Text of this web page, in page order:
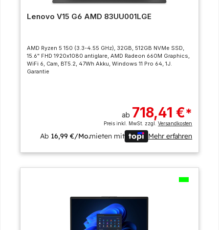
Lenovo V15 G6 AMD 83UU001LGE
AMD Ryzen 5 150 (3.3-4.55 GHz), 32GB, 512GB NVMe SSD,
15.6" FHD 1920x1080 antiglare, AMD Radeon 660M Graphics,
WiFi 6, Cam, BT5.2, 47Wh Akku, Windows 11 Pro 64, 1J.
Garantie
ab 718,41 €*
Preis inkl. MwSt. zzgl.Versandkosten
Ab 16,99 €/Mo.mieten mit Mehr erfahren